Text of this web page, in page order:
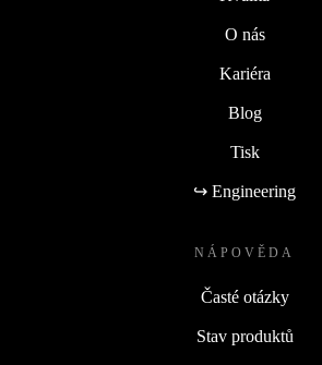
O nás
Kariéra
Blog
Tisk
↪ Engineering
NÁPOVĚDA
Časté otázky
Stav produktů